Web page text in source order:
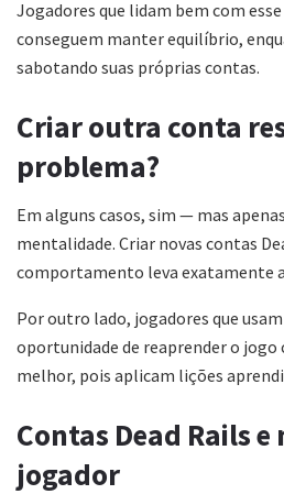
Jogadores que lidam bem com
conseguem manter equilíbrio,
sabotando suas próprias contas.
Criar outra conta
problema?
Em alguns casos, sim — mas
mentalidade. Criar novas contas
comportamento leva exatamente
Por outro lado, jogadores que
oportunidade de reaprender o
melhor, pois aplicam lições
Contas Dead Rails
jogador